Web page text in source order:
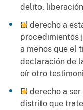
delito,
El derecho a
procedimientos
a menos que el
declaración de
oír otro
El derecho a
distrito que